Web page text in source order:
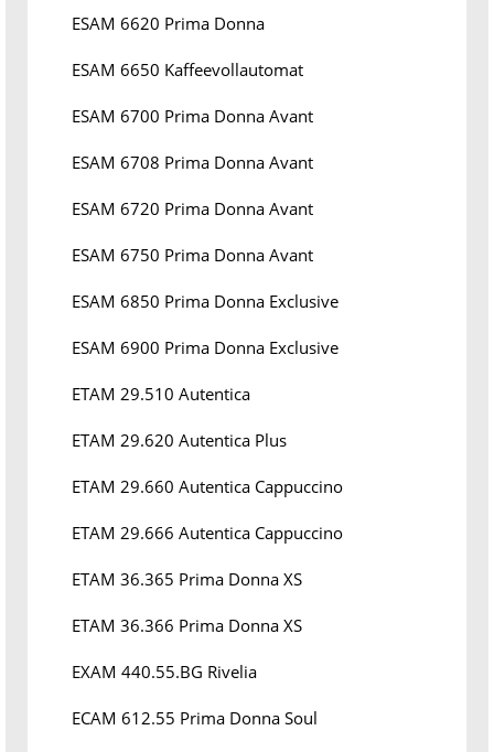
ESAM 6620 Prima Donna
ESAM 6650 Kaffeevollautomat
ESAM 6700 Prima Donna Avant
ESAM 6708 Prima Donna Avant
ESAM 6720 Prima Donna Avant
ESAM 6750 Prima Donna Avant
ESAM 6850 Prima Donna Exclusive
ESAM 6900 Prima Donna Exclusive
ETAM 29.510 Autentica
ETAM 29.620 Autentica Plus
ETAM 29.660 Autentica Cappuccino
ETAM 29.666 Autentica Cappuccino
ETAM 36.365 Prima Donna XS
ETAM 36.366 Prima Donna XS
EXAM 440.55.BG Rivelia
ECAM 612.55 Prima Donna Soul